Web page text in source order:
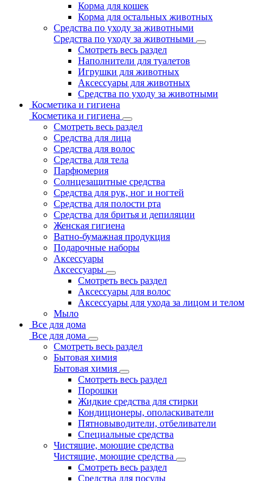
Корма для кошек
Корма для остальных животных
Средства по уходу за животными
Средства по уходу за животными
Смотреть весь раздел
Наполнители для туалетов
Игрушки для животных
Аксессуары для животных
Средства по уходу за животными
Косметика и гигиена
Косметика и гигиена
Смотреть весь раздел
Средства для лица
Средства для волос
Средства для тела
Парфюмерия
Солнцезащитные средства
Средства для рук, ног и ногтей
Средства для полости рта
Средства для бритья и депиляции
Женская гигиена
Ватно-бумажная продукция
Подарочные наборы
Аксессуары
Аксессуары
Смотреть весь раздел
Аксессуары для волос
Аксессуары для ухода за лицом и телом
Мыло
Все для дома
Все для дома
Смотреть весь раздел
Бытовая химия
Бытовая химия
Смотреть весь раздел
Порошки
Жидкие средства для стирки
Кондиционеры, ополаскиватели
Пятновыводители, отбеливатели
Специальные средства
Чистящие, моющие средства
Чистящие, моющие средства
Смотреть весь раздел
Средства для посуды